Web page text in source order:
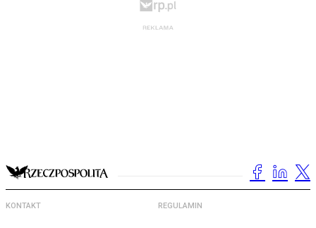
KONTAKT REGULAMIN